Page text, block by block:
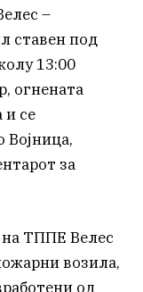
–
ставен под
13:00
огнената
и се
Војница,
за
ТППЕ Велес
возила,
од